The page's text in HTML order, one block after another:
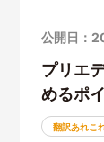
公開日：
プリエ
めるポ
翻訳あれこ